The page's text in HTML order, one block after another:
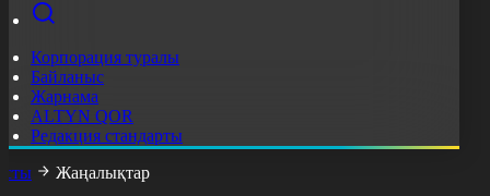
Корпорация туралы
Байланыс
Жарнама
ALTYN QOR
Редакция стандарты
Жаңалықтар